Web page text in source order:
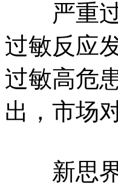
严重过
过敏反应
过敏高危
出，市场
新思